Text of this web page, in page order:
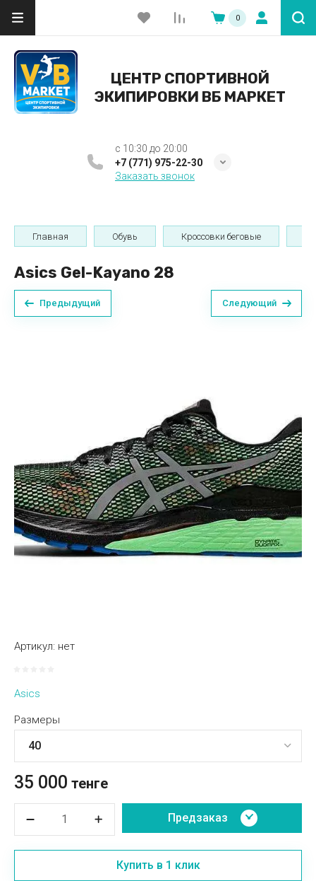
0
ЦЕНТР СПОРТИВНОЙ
ЭКИПИРОВКИ ВБ МАРКЕТ
c 10:30 до 20:00
+7 (771) 975-22-30
Заказать звонок
Главная Обувь Кроссовки беговые
Asics Gel-Kayano 28
Предыдущий Следующий
Артикул: нет
Asics
Размеры
35 000 тенге
Предзаказ
Купить в 1 клик